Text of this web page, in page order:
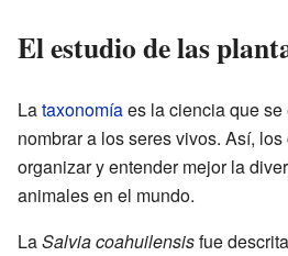
El estudio de las
Lataxonomíaes la ciencia que
nombrar a los seres vivos. Así,
organizar y entender mejor la
animales en el mundo.
LaSalvia coahuilensisfue